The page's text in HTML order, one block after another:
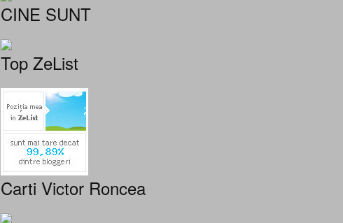
CINE SUNT
Top ZeList
Carti Victor Roncea